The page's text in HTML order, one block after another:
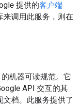
提供的客户端
来调用此服务，则在
机器可读规范。它
API 交互的其
档。此服务提供了